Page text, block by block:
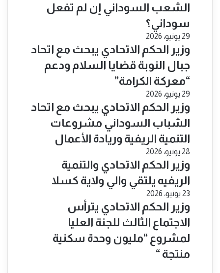
الشعب السوداني إن لم تفعل
سوداني؟
29 يونيو، 2026
​وزير الحكم الاتحادي يبحث مع اتحاد
جبال النوبة قضايا السلام ودعم
“معركة الكرامة”
29 يونيو، 2026
​وزير الحكم الاتحادي يبحث مع اتحاد
الشباب السوداني مشروعات
التنمية الريفية وريادة الأعمال
28 يونيو، 2026
​وزير الحكم الاتحادي والتنمية
الريفيه يلتقي والي ولاية كسلا
23 يونيو، 2026
​وزير الحكم الاتحادي يترأس
الاجتماع الثالث للجنة العليا
لمشروع “مليون وحدة سكنية
منتجة “